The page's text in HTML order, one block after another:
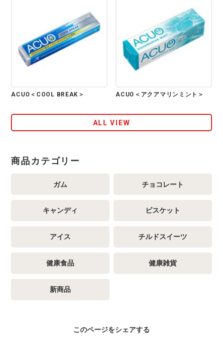
ACUO＜COOL BREAK＞ ACUO＜アクアマリンミント＞
ALL VIEW
商品カテゴリー
ガム チョコレート
キャンディ ビスケット
アイス チルドスイーツ
健康食品 健康雑貨
新商品
このページをシェアする